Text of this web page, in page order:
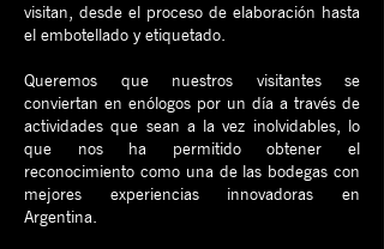
visitan, desde el proceso de elaboración hasta
el embotellado y etiquetado.
Queremos que nuestros visitantes se
conviertan en enólogos por un día a través de
actividades que sean a la vez inolvidables, lo
que nos ha permitido obtener el
reconocimiento como una de las bodegas con
mejores experiencias innovadoras en
Argentina.